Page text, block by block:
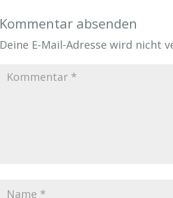
Kommentar absenden
Deine E-Mail-Adresse wird nicht